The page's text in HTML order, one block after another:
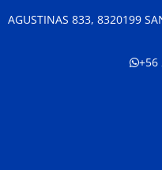
AGUSTINAS 833, 8320199
+56